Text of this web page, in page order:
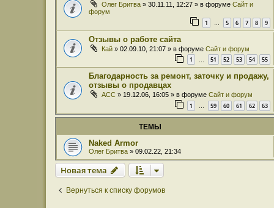
Олег Бритва » 30.11.11, 12:27 » в форуме Сайт и
форум
1 … 5 6 7 8 9
Отзывы о работе сайта
Кай » 02.09.10, 21:07 » в форуме Сайт и форум
1 51 52 53 54 55
Благодарность за ремонт, заточку и продажу,
отзывы о продавцах
ACC » 19.12.06, 16:05 » в форуме Сайт и форум
1 … 59 60 61 62 63
ТЕМЫ
Naked Armor
Олег Бритва » 09.02.22, 21:34
Новая тема
Вернуться к списку форумов